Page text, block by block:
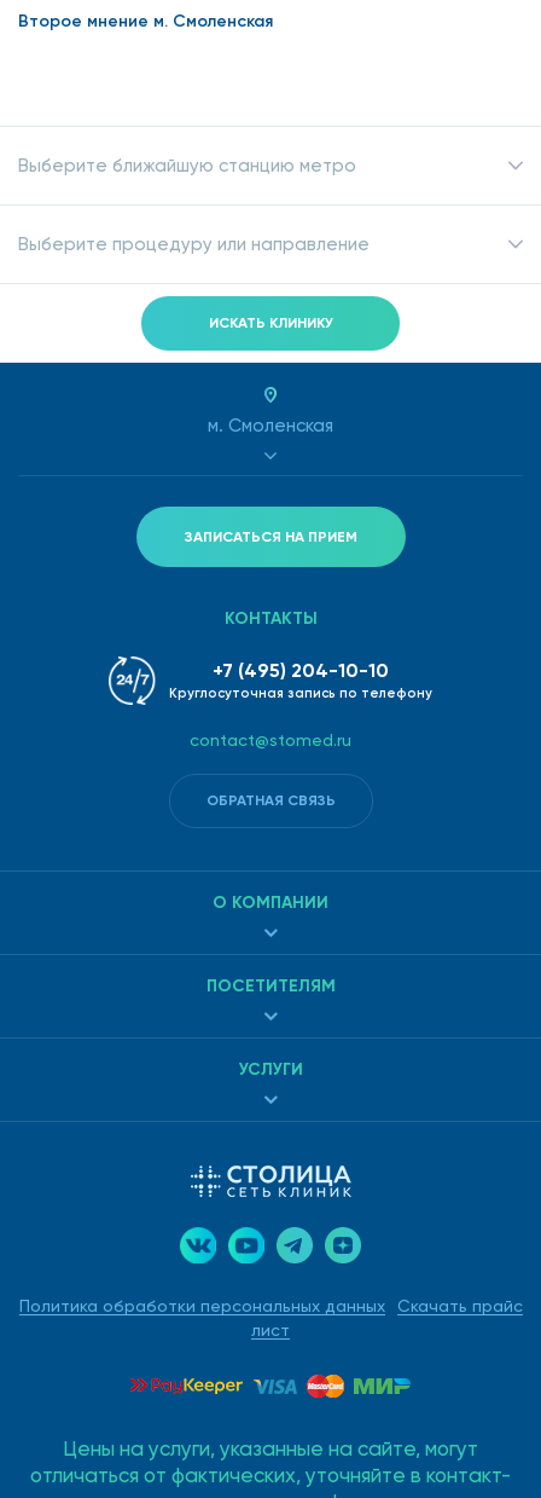
Второе мнение м. Смоленская
Выберите ближайшую станцию метро
Выберите процедуру или направление
ИСКАТЬ КЛИНИКУ
м. Смоленская
ЗАПИСАТЬСЯ НА ПРИЕМ
Политика обработки персональных данных
Скачать прайс
лист
О КОМПАНИИ
ПОСЕТИТЕЛЯМ
УСЛУГИ
КОНТАКТЫ
+7 (495) 204-10-10
Круглосуточная запись по телефону
contact@stomed.ru
ОБРАТНАЯ СВЯЗЬ
Цены на услуги, указанные на сайте, могут
отличаться от фактических, уточняйте в контакт-